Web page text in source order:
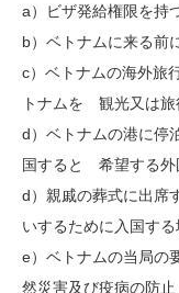
a）ビザ発給権限を持
b）ベトナムに来る前
c）ベトナムの海外旅
トナムを 観光又は旅
d）ベトナムの港に停
国すると 希望する外
d）親戚の葬式に出席
いするために入国する
e）ベトナムの当局の
然災害及び疫病の防